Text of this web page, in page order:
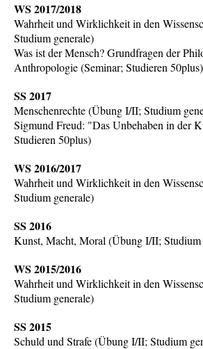
WS 2017/2018
Wahrheit und Wirklichkeit in den
Studium generale)
Was ist der Mensch? Grundfragen der
Anthropologie (Seminar; Studieren 50plus)
SS 2017
Menschenrechte (Übung I/II; Studium
Sigmund Freud: "Das Unbehaben in der
Studieren 50plus)
WS 2016/2017
Wahrheit und Wirklichkeit in den
Studium generale)
SS 2016
Kunst, Macht, Moral (Übung I/II; Studium
WS 2015/2016
Wahrheit und Wirklichkeit in den
Studium generale)
SS 2015
Schuld und Strafe (Übung I/II; Studium